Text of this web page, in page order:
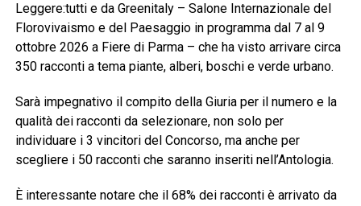
Leggere:tutti e da Greenitaly – Salone Internazionale del
Florovivaismo e del Paesaggio in programma dal 7 al 9
ottobre 2026 a Fiere di Parma – che ha visto arrivare circa
350 racconti a tema piante, alberi, boschi e verde urbano.
Sarà impegnativo il compito della Giuria per il numero e la
qualità dei racconti da selezionare, non solo per
individuare i 3 vincitori del Concorso, ma anche per
scegliere i 50 racconti che saranno inseriti nell’Antologia.
È interessante notare che il 68% dei racconti è arrivato da